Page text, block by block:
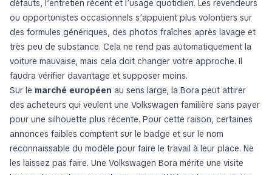
défauts, l’entretien récent et l’usage quotidien. Les revendeurs
ou opportunistes occasionnels s’appuient plus volontiers sur
des formules génériques, des photos fraîches après lavage et
très peu de substance. Cela ne rend pas automatiquement la
voiture mauvaise, mais cela doit changer votre approche. Il
faudra vérifier davantage et supposer moins.
Sur le marché européen au sens large, la Bora peut attirer
des acheteurs qui veulent une Volkswagen familière sans payer
pour une silhouette plus récente. Pour cette raison, certaines
annonces faibles comptent sur le badge et sur le nom
reconnaissable du modèle pour faire le travail à leur place. Ne
les laissez pas faire. Une Volkswagen Bora mérite une visite